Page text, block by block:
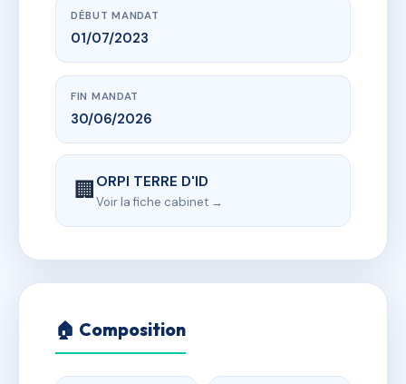
DÉBUT MANDAT
01/07/2023
FIN MANDAT
30/06/2026
🏢ORPI TERRE D'ID
Voir la fiche cabinet →
🏠 Composition